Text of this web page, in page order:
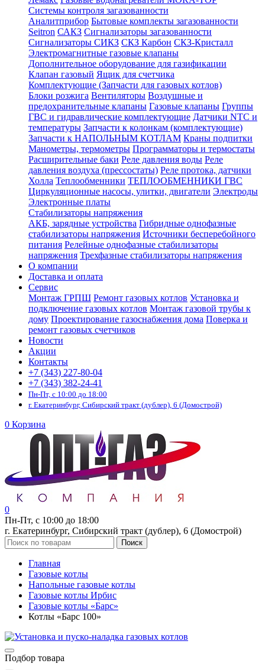
Системы контроля загазованности
Аналитприбор Бытовые комплекты загазованности
Seitron САКЗ Сигнализаторы загазованности
Сигнализаторы СИКЗ СКЗ Карбон СКЗ-Кристалл
Электромагнитные газовые клапаны
Дополнительное оборудование для газификации
Клапан газовый Ящик для счетчика
Комплектующие (Запчасти для газовых котлов)
Блоки розжига Вентиляторы Воздушные и
предохранительные клапаны Газовые клапаны Группы
ГВС и гидравлические комплектующие Датчики NTC и
температуры Запчасти к колонкам (комплектующие)
Запчасти к НАПОЛЬНЫМ КОТЛАМ Краны подпитки
Манометры, термометры Программаторы и термостаты
Расширительные баки Реле давления воды Реле
давления воздуха (прессостаты) Реле протока, датчики
Холла Теплообменники ТЕПЛООБМЕННИКИ ГВС
Циркуляционные насосы, улитки, двигатели Электроды
Электронные платы
Стабилизаторы напряжения
АКБ, зарядные устройства Гибридные однофазные
стабилизаторы напряжения Источники бесперебойного
питания Релейные однофазные стабилизаторы
напряжения Трехфазные стабилизаторы напряжения
О компании
Доставка и оплата
Сервис
Монтаж ГРПШ Ремонт газовых котлов Установка и
подключение газовых котлов Монтаж газовой трубы к
дому Проектирование газоснабжения дома Поверка и
ремонт газовых счетчиков
Новости
Акции
Контакты
+7 (343) 227-80-04
+7 (343) 382-24-41
Пн-Пт, с 10:00 до 18:00
г. Екатеринбург, Сибирский тракт (дублер), 6 (Домострой)
0 Корзина
0
Пн-Пт, с 10:00 до 18:00
г. Екатеринбург, Сибирский тракт (дублер), 6 (Домострой)
Поиск
Главная
Газовые котлы
Напольные газовые котлы
Газовые котлы Ирбис
Газовые котлы «Барс»
Котлы «Барс 100»
Подбор товара